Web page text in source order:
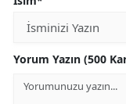
Yorum Yazın (500